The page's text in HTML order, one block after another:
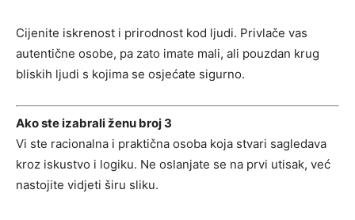
Cijenite iskrenost i prirodnost kod ljudi. Privlače vas
autentične osobe, pa zato imate mali, ali pouzdan krug
bliskih ljudi s kojima se osjećate sigurno.
Ako ste izabrali ženu broj 3
Vi ste racionalna i praktična osoba koja stvari sagledava
kroz iskustvo i logiku. Ne oslanjate se na prvi utisak, već
nastojite vidjeti širu sliku.